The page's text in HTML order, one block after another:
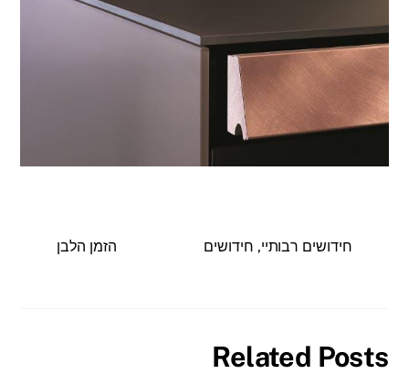
חידושים רבותיי, חידושים הזמן הלבן
Related Posts